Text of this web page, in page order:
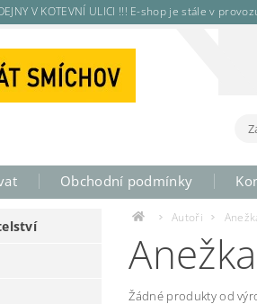
V KOTEVNÍ ULICI !!! E-shop je stále v
Obchodní podmínky
Autoři
Žádné produkty od